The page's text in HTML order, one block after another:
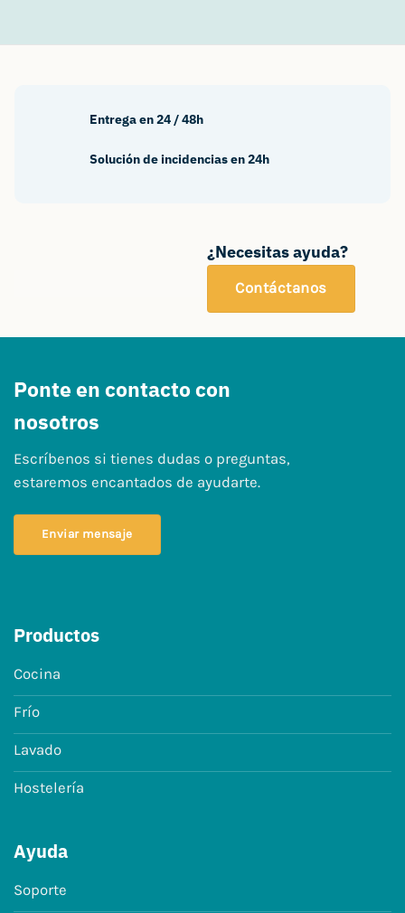
¿Necesitas ayuda?
Contáctanos
Entrega en 24 / 48h
Solución de incidencias en 24h
Ponte en contacto con
nosotros
Escríbenos si tienes dudas o preguntas,
estaremos encantados de ayudarte.
Enviar mensaje
Productos
Cocina
Frío
Lavado
Hostelería
Ayuda
Soporte